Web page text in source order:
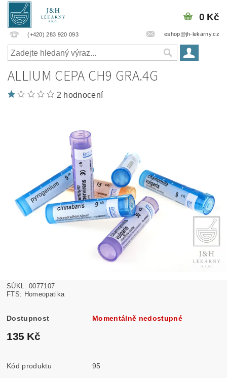
(+420) 283 920 093 eshop@jh-lekarny.cz
0 Kč
ALLIUM CEPA CH9 GRA.4G
2 hodnocení
SÚKL: 0077107
FTS: Homeopatika
Dostupnost Momentálně nedostupné
135 Kč
Kód produktu 95